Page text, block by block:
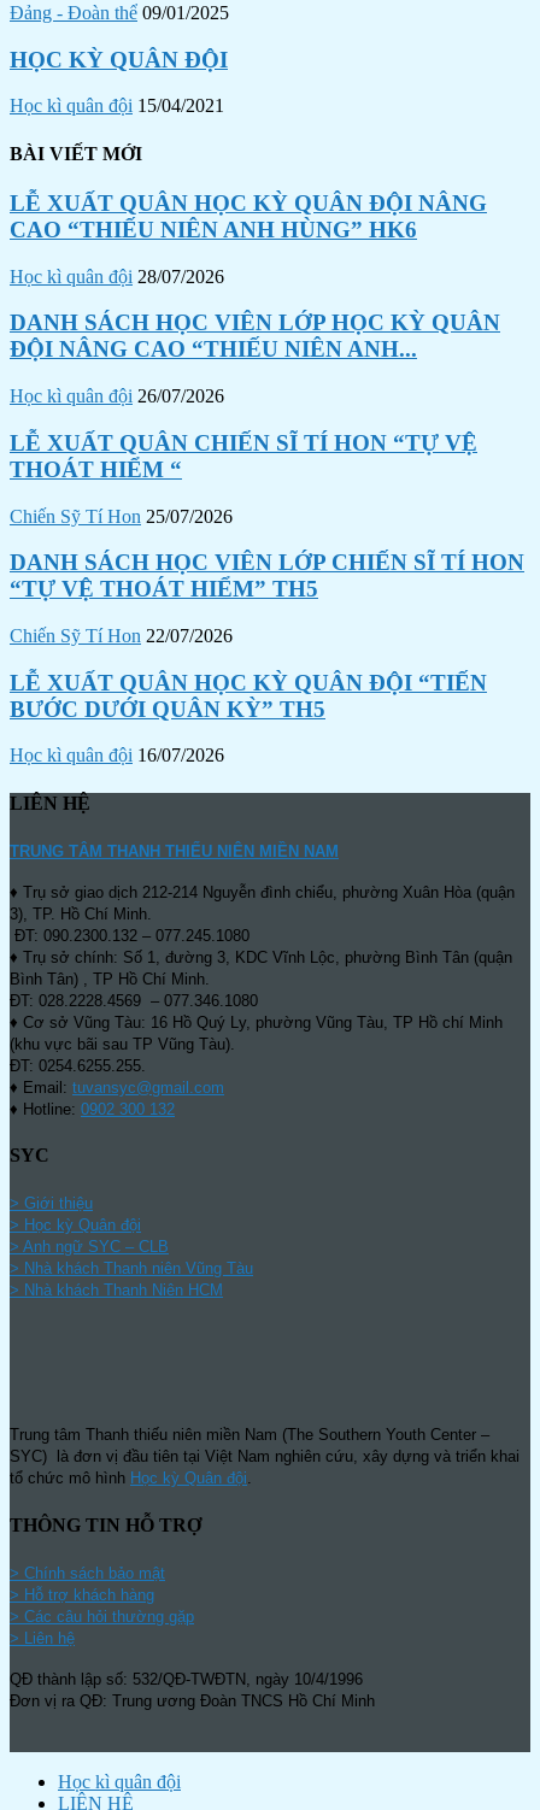
Đảng - Đoàn thể 09/01/2025
HỌC KỲ QUÂN ĐỘI
Học kì quân đội 15/04/2021
BÀI VIẾT MỚI
LỄ XUẤT QUÂN HỌC KỲ QUÂN ĐỘI NÂNG
CAO “THIẾU NIÊN ANH HÙNG” HK6
Học kì quân đội 28/07/2026
DANH SÁCH HỌC VIÊN LỚP HỌC KỲ QUÂN
ĐỘI NÂNG CAO “THIẾU NIÊN ANH...
Học kì quân đội 26/07/2026
LỄ XUẤT QUÂN CHIẾN SĨ TÍ HON “TỰ VỆ
THOÁT HIỂM “
Chiến Sỹ Tí Hon 25/07/2026
DANH SÁCH HỌC VIÊN LỚP CHIẾN SĨ TÍ HON
“TỰ VỆ THOÁT HIỂM” TH5
Chiến Sỹ Tí Hon 22/07/2026
LỄ XUẤT QUÂN HỌC KỲ QUÂN ĐỘI “TIẾN
BƯỚC DƯỚI QUÂN KỲ” TH5
Học kì quân đội 16/07/2026
LIÊN HỆ
TRUNG TÂM THANH THIẾU NIÊN MIỀN NAM
♦ Trụ sở giao dịch 212-214 Nguyễn đình chiểu, phường Xuân Hòa (quận
3), TP. Hồ Chí Minh.
ĐT: 090.2300.132 – 077.245.1080
♦ Trụ sở chính: Số 1, đường 3, KDC Vĩnh Lộc, phường Bình Tân (quận
Bình Tân) , TP Hồ Chí Minh.
ĐT: 028.2228.4569 – 077.346.1080
♦ Cơ sở Vũng Tàu: 16 Hồ Quý Ly, phường Vũng Tàu, TP Hồ chí Minh
(khu vực bãi sau TP Vũng Tàu).
ĐT: 0254.6255.255.
♦ Email: tuvansyc@gmail.com
♦ Hotline: 0902 300 132
SYC
> Giới thiệu
> Học kỳ Quân đội
> Anh ngữ SYC – CLB
> Nhà khách Thanh niên Vũng Tàu
> Nhà khách Thanh Niên HCM
Trung tâm Thanh thiếu niên miền Nam (The Southern Youth Center –
SYC) là đơn vị đầu tiên tại Việt Nam nghiên cứu, xây dựng và triển khai
tổ chức mô hình Học kỳ Quân đội.
THÔNG TIN HỖ TRỢ
> Chính sách bảo mật
> Hỗ trợ khách hàng
> Các câu hỏi thường gặp
> Liên hệ
QĐ thành lập số: 532/QĐ-TWĐTN, ngày 10/4/1996
Đơn vị ra QĐ: Trung ương Đoàn TNCS Hồ Chí Minh
Học kì quân đội
LIÊN HỆ